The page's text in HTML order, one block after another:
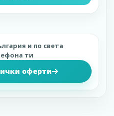
и по света
ти
оферти